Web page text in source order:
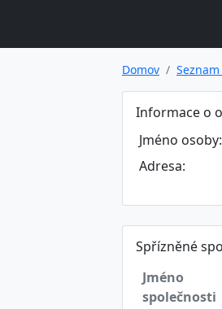
Domov
Informace o
Jméno osoby:
Adresa:
Spřízněné
Jméno
společnosti